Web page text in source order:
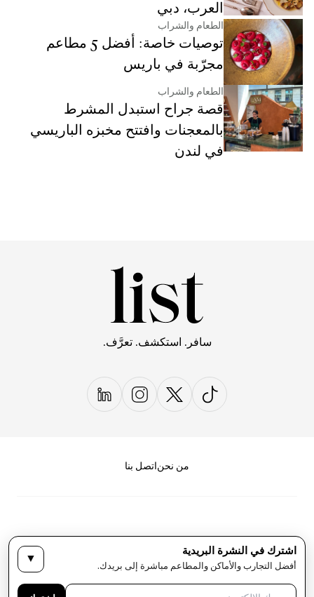
العرب، دبي
الطعام والشراب
توصيات خاصة: أفضل 5 مطاعم
مجرّبة في باريس
الطعام والشراب
قصة جراح استبدل المشرط
بالمعجنات وافتتح مخبزه الباريسي
في لندن
سافر. استكشف. تعرَّف.
من نحن اتصل بنا
سياسة الخصوصية
الأحكام والشروط
حقوق النشر لمجلة LIST كل الحقوق محفوظة
اشترك في النشرة البريدية
أفضل التجارب والأماكن والمطاعم مباشرة إلى بريدك.
▼